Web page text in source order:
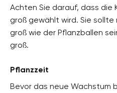
Achten Sie darauf, dass die
groß gewählt wird. Sie
groß wie der Pflanzballen
groß.
Pflanzzeit
Bevor das neue Wachstum